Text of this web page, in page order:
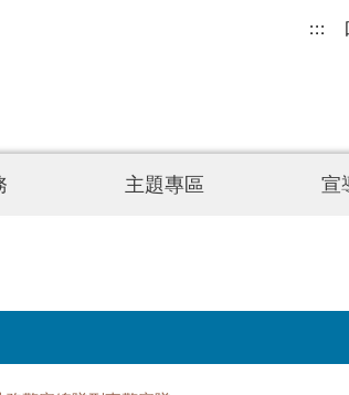
:::
主題專區 宣